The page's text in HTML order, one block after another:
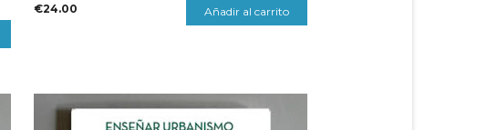
€24.00 Añadir al carrito